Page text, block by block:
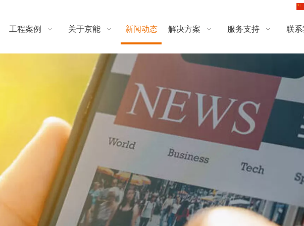
工程案例 关于京能 新闻动态 解决方案 服务支持 联系